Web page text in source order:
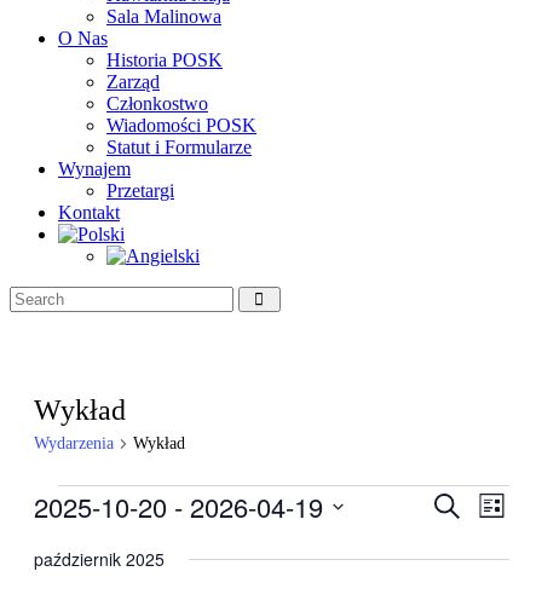
Sala Malinowa
O Nas
Historia POSK
Zarząd
Członkostwo
Wiadomości POSK
Statut i Formularze
Wynajem
Przetargi
Kontakt
Wykład
Wydarzenia Wykład
Wydarzenia
po
Szukaj
Lista
2025-10-20 - 2026-04-19
datę.
październik 2025